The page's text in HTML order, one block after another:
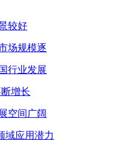
较好
场规模逐
行业发展
增长
空间广阔
域应用潜力